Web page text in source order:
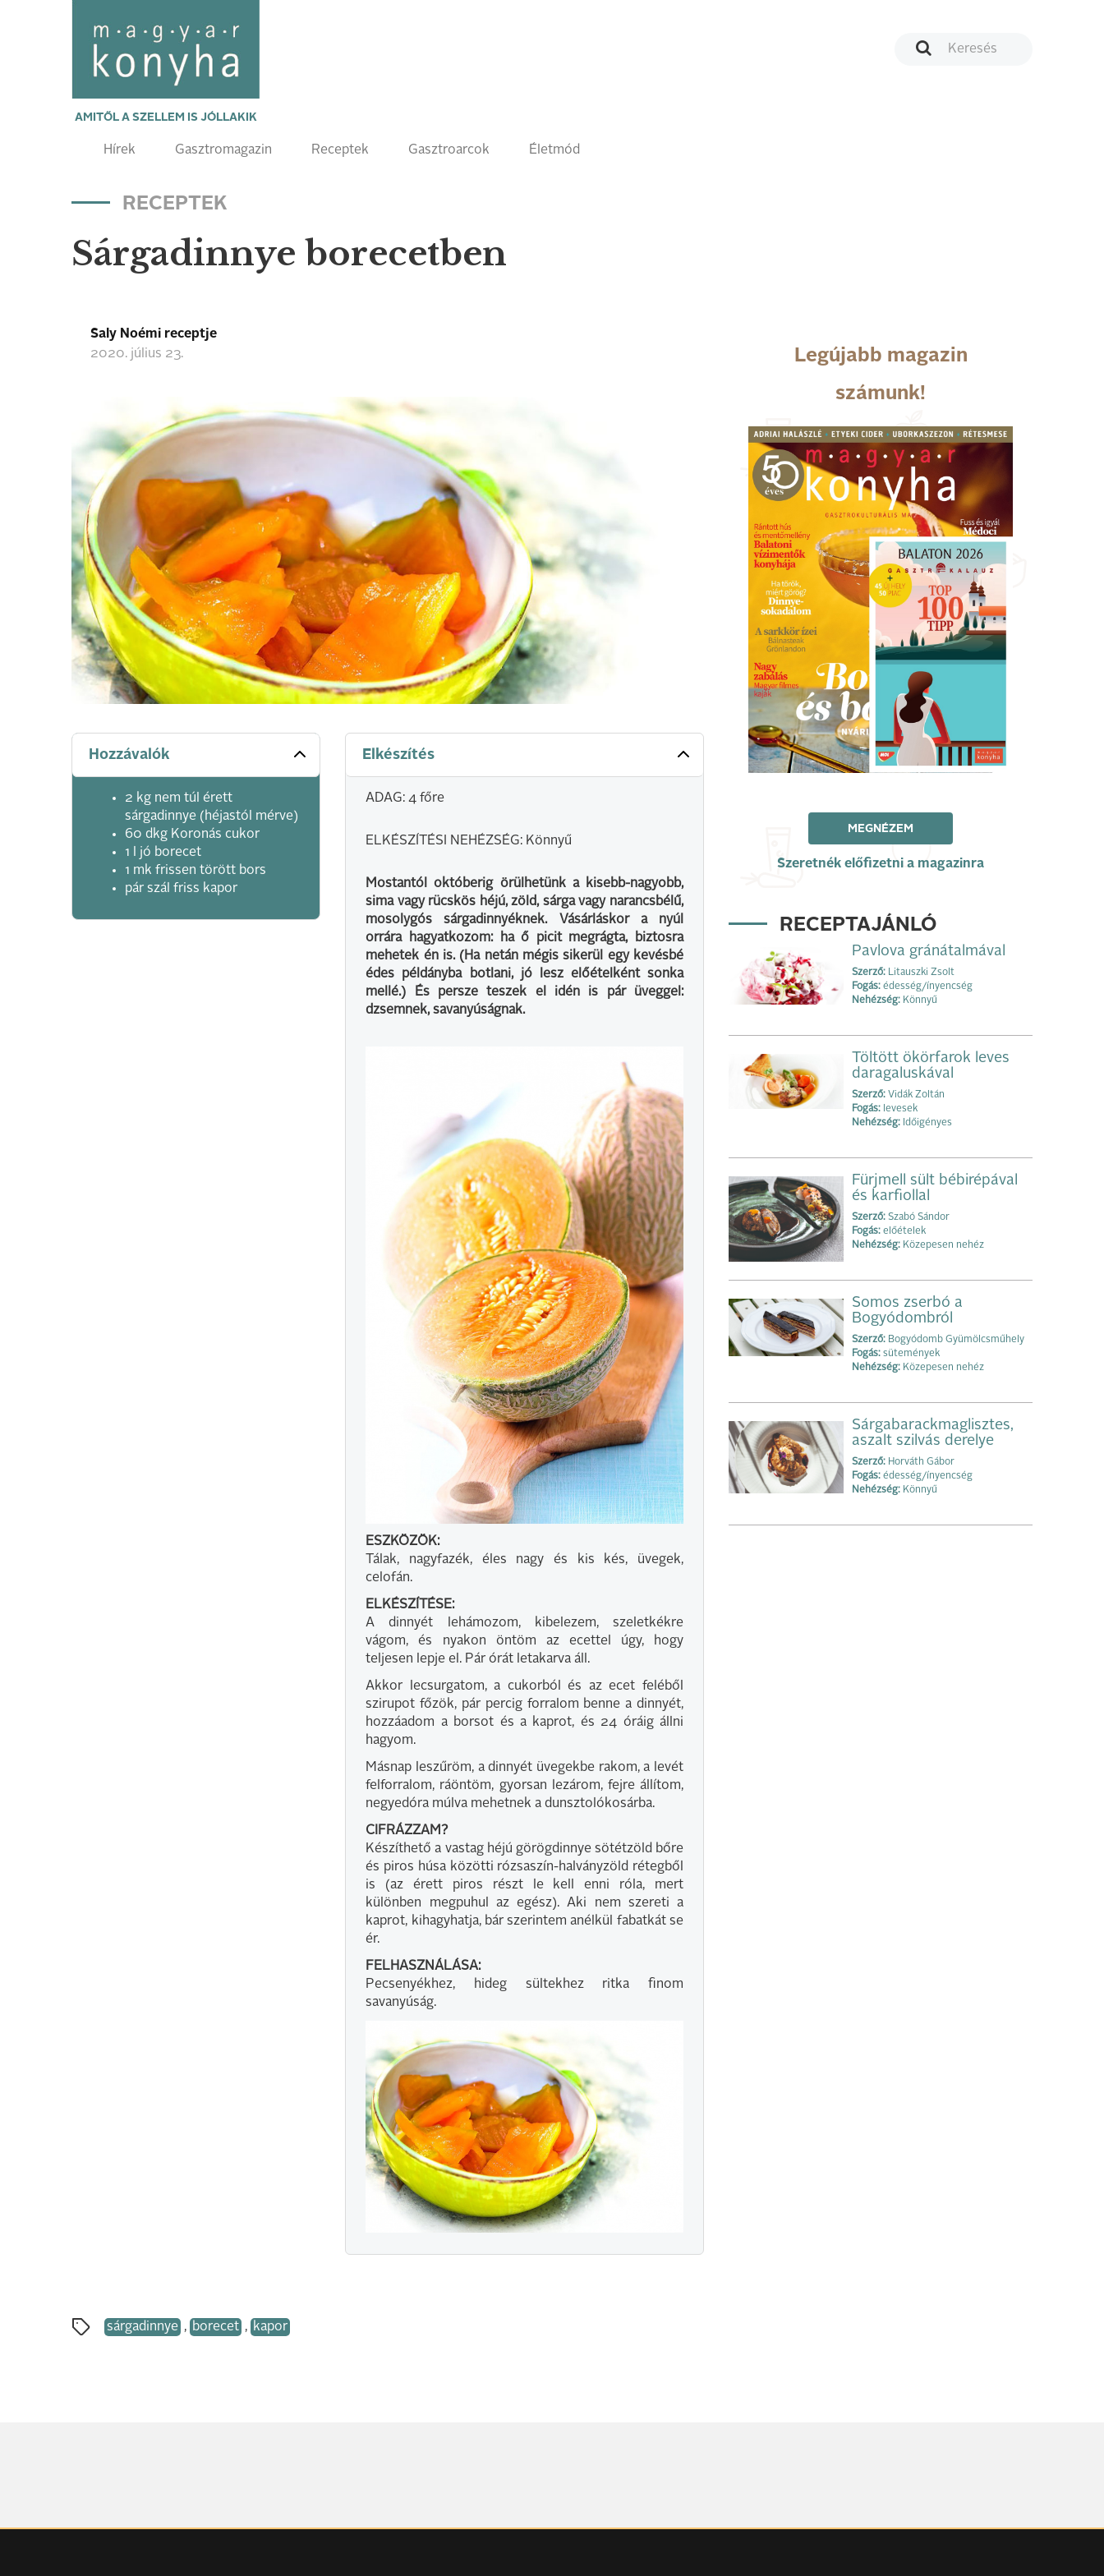
AMITŐL A SZELLEM IS JÓLLAKIK
Hírek Gasztromagazin Receptek Gasztroarcok Életmód
RECEPTEK
Sárgadinnye borecetben
Saly Noémi receptje
2020. július 23.
Hozzávalók
2 kg nem túl érett
sárgadinnye (héjastól mérve)
60 dkg Koronás cukor
1 l jó borecet
1 mk frissen törött bors
pár szál friss kapor
Elkészítés
ADAG: 4 főre
ELKÉSZÍTÉSI NEHÉZSÉG: Könnyű
Mostantól októberig örülhetünk a kisebb-nagyobb,
sima vagy rücskös héjú, zöld, sárga vagy narancsbélű,
mosolygós sárgadinnyéknek. Vásárláskor a nyúl
orrára hagyatkozom: ha ő picit megrágta, biztosra
mehetek én is. (Ha netán mégis sikerül egy kevésbé
édes példányba botlani, jó lesz előételként sonka
mellé.) És persze teszek el idén is pár üveggel:
dzsemnek, savanyúságnak.
ESZKÖZÖK:
Tálak, nagyfazék, éles nagy és kis kés, üvegek,
celofán.
ELKÉSZÍTÉSE:
A dinnyét lehámozom, kibelezem, szeletkékre
vágom, és nyakon öntöm az ecettel úgy, hogy
teljesen lepje el. Pár órát letakarva áll.
Akkor lecsurgatom, a cukorból és az ecet feléből
szirupot főzök, pár percig forralom benne a dinnyét,
hozzáadom a borsot és a kaprot, és 24 óráig állni
hagyom.
Másnap leszűröm, a dinnyét üvegekbe rakom, a levét
felforralom, ráöntöm, gyorsan lezárom, fejre állítom,
negyedóra múlva mehetnek a dunsztolókosárba.
CIFRÁZZAM?
Készíthető a vastag héjú görögdinnye sötétzöld bőre
és piros húsa közötti rózsaszín-halványzöld rétegből
is (az érett piros részt le kell enni róla, mert
különben megpuhul az egész). Aki nem szereti a
kaprot, kihagyhatja, bár szerintem anélkül fabatkát se
ér.
FELHASZNÁLÁSA:
Pecsenyékhez, hideg sültekhez ritka finom
savanyúság.
sárgadinnye , borecet , kapor
Legújabb magazin
számunk!
MEGNÉZEM
Szeretnék előfizetni a magazinra
RECEPTAJÁNLÓ
Pavlova gránátalmával
Szerző: Litauszki Zsolt
Fogás: édesség/ínyencség
Nehézség: Könnyű
Töltött ökörfarok leves
daragaluskával
Szerző: Vidák Zoltán
Fogás: levesek
Nehézség: Időigényes
Fürjmell sült bébirépával
és karfiollal
Szerző: Szabó Sándor
Fogás: előételek
Nehézség: Közepesen nehéz
Somos zserbó a
Bogyódombról
Szerző: Bogyódomb Gyümölcsműhely
Fogás: sütemények
Nehézség: Közepesen nehéz
Sárgabarackmaglisztes,
aszalt szilvás derelye
Szerző: Horváth Gábor
Fogás: édesség/ínyencség
Nehézség: Könnyű